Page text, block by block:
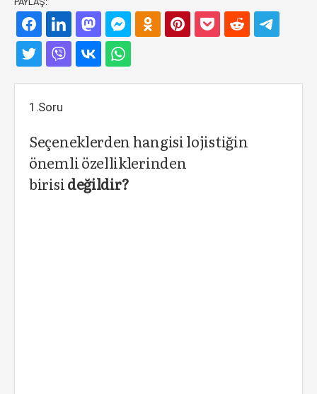
1.Soru
Seçeneklerden hangisi lojistiğin
önemli özelliklerinden
birisideğildir?